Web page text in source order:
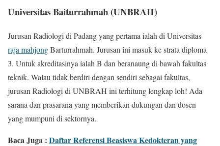
Universitas Baiturrahmah (UNBRAH)
Jurusan Radiologi di Padang yang pertama ialah di Universitas
raja mahjongBarturrahmah. Jurusan ini masuk ke strata diploma
3. Untuk akreditasinya ialah B dan beranaung di bawah fakultas
teknik. Walau tidak berdiri dengan sendiri sebagai fakultas,
jurusan Radiologi di UNBRAH ini terhitung lengkap loh! Ada
sarana dan prasarana yang memberikan dukungan dan dosen
yang mumpuni di sektornya.
Baca Juga : Daftar Referensi Beasiswa Kedokteran yang